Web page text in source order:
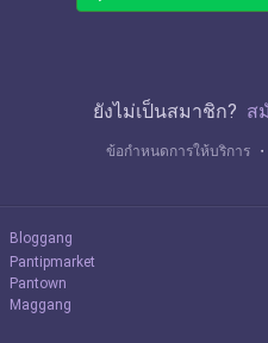
ยังไม่เป็นสมาชิก? ส
ข้อกำหนดการให้บริการ ・
Bloggang
Pantipmarket
Pantown
Maggang